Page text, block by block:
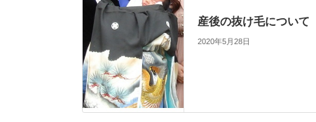
産後の抜け毛について
2020年5月28日